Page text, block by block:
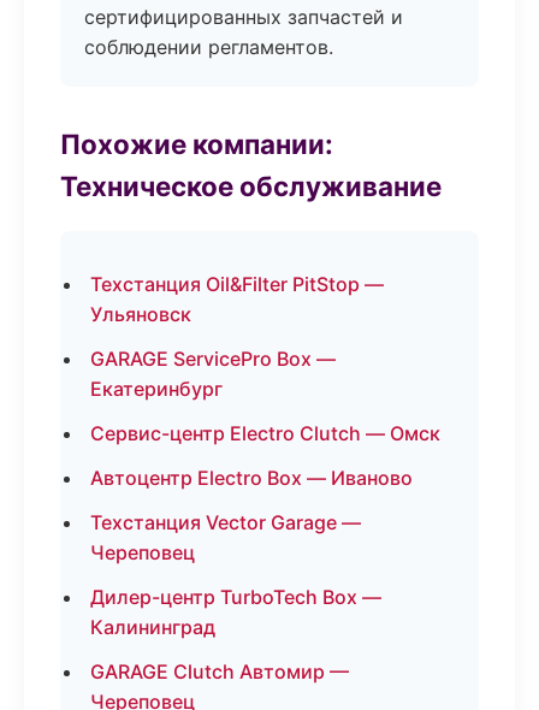
сертифицированных запчастей и
соблюдении регламентов.
Похожие компании:
Техническое обслуживание
Техстанция Oil&Filter PitStop —
Ульяновск
GARAGE ServicePro Box —
Екатеринбург
Сервис-центр Electro Clutch — Омск
Автоцентр Electro Box — Иваново
Техстанция Vector Garage —
Череповец
Дилер-центр TurboTech Box —
Калининград
GARAGE Clutch Автомир —
Череповец